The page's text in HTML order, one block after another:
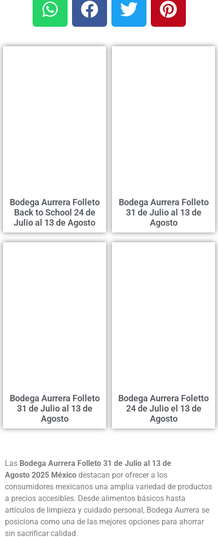
Bodega Aurrera Folleto
Back to School 24 de
Julio al 13 de Agosto
Bodega Aurrera Folleto
31 de Julio al 13 de
Agosto
Bodega Aurrera Folleto
31 de Julio al 13 de
Agosto
Bodega Aurrera Foletto
24 de Julio el 13 de
Agosto
Las Bodega Aurrera Folleto 31 de Julio al 13 de
Agosto 2025 México destacan por ofrecer a los
consumidores mexicanos una amplia variedad de productos
a precios accesibles. Desde alimentos básicos hasta
artículos de limpieza y cuidado personal, Bodega Aurrera se
posiciona como una de las mejores opciones para ahorrar
sin sacrificar calidad.